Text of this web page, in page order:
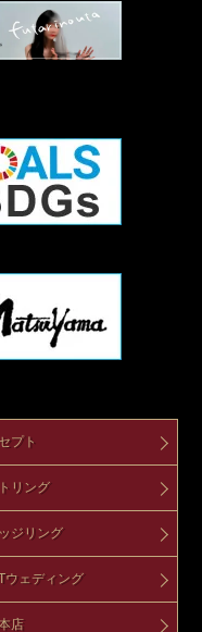
プト
リング
ジリング
ウェディング
店